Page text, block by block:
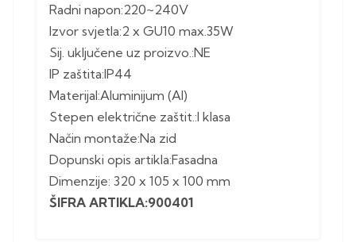
Radni napon:220~240V
Izvor svjetla:2 x GU10 max.35W
Sij. uključene uz proizvo.:NE
IP zaštita:IP44
Materijal:Aluminijum (Al)
Stepen električne zaštit.:I klasa
Način montaže:Na zid
Dopunski opis artikla:Fasadna
Dimenzije: 320 x 105 x 100 mm
ŠIFRA ARTIKLA:900401